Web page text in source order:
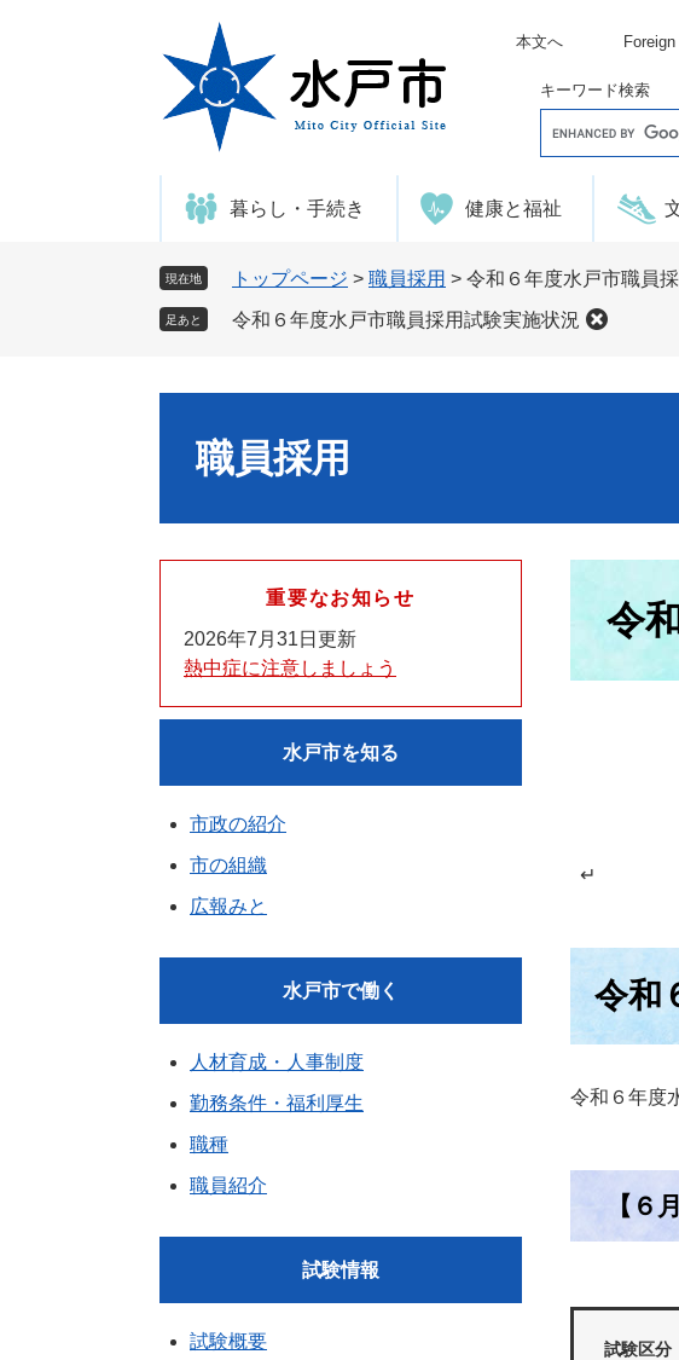
本文へ
キーワード検索
o
e
タ
ム
検
索
暮らし・手続き 健康と福祉
現在地 トップページ > 職員採用 > 令和６年度水戸市職員
足あと 令和６年度水戸市職員採用試験実施状況
職員採用
令
↵
令和
令和６年度
【６
試験区分
重要なお知らせ
2026年7月31日更新
熱中症に注意しましょう
水戸市を知る
市政の紹介
市の組織
広報みと
水戸市で働く
人材育成・人事制度
勤務条件・福利厚生
職種
職員紹介
試験情報
試験概要